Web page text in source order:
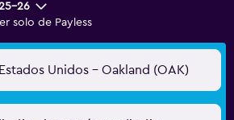
26
solo de Payless
Unidos - Oakland (OAK)